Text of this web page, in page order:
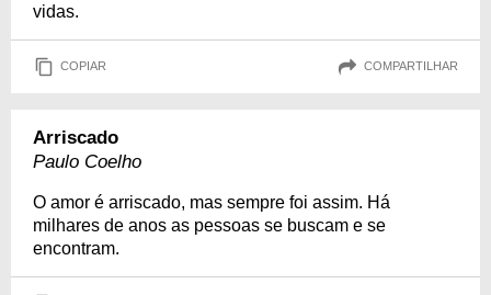
vidas.
COPIAR COMPARTILHAR
Arriscado
Paulo Coelho
O amor é arriscado, mas sempre foi assim. Há
milhares de anos as pessoas se buscam e se
encontram.